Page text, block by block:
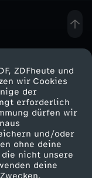
ZDFheute und
wir Cookies
der
erforderlich
dürfen wir
und/oder
ohne deine
nicht unsere
deine
ZDF